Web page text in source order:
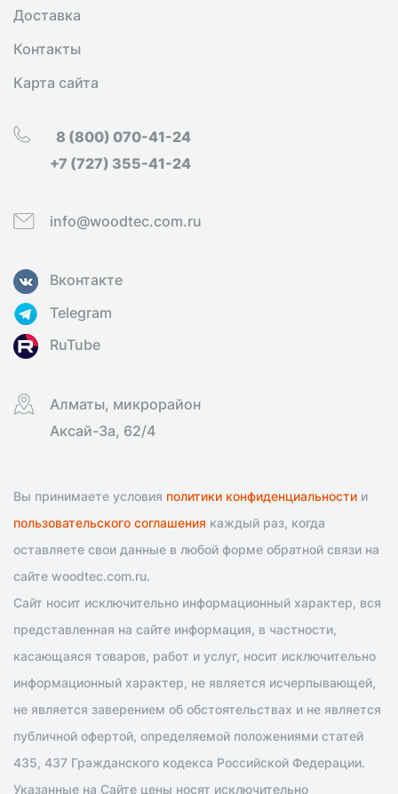
Доставка
Контакты
Карта сайта
8 (800) 070-41-24
+7 (727) 355-41-24
info@woodtec.com.ru
Вконтакте
Telegram
RuTube
Алматы, микрорайон
Аксай-3а, 62/4
Вы принимаете условия политики конфиденциальности и
пользовательского соглашения каждый раз, когда
оставляете свои данные в любой форме обратной связи на
сайте woodtec.com.ru.
Сайт носит исключительно информационный характер, вся
представленная на сайте информация, в частности,
касающаяся товаров, работ и услуг, носит исключительно
информационный характер, не является исчерпывающей,
не является заверением об обстоятельствах и не является
публичной офертой, определяемой положениями статей
435, 437 Гражданского кодекса Российской Федерации.
Указанные на Сайте цены носят исключительно